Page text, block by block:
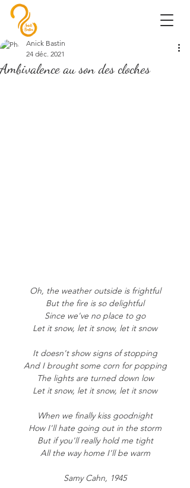
Ambivalence au son des cloches
Anick Bastin
24 déc. 2021
Oh, the weather outside is frightful
But the fire is so delightful
Since we've no place to go
Let it snow, let it snow, let it snow
It doesn't show signs of stopping
And I brought some corn for popping
The lights are turned down low
Let it snow, let it snow, let it snow
When we finally kiss goodnight
How I'll hate going out in the storm
But if you'll really hold me tight
All the way home I'll be warm
Samy Cahn, 1945